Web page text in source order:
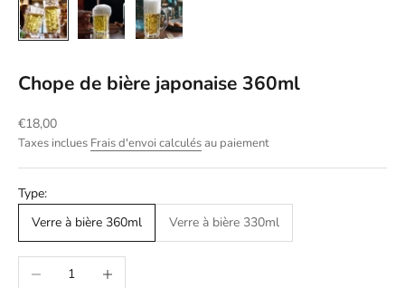
Chope de bière japonaise 360ml
Prix de vente
€18,00
Taxes inclues Frais d'envoi calculésau paiement
Type:
Verre à bière 360ml
Verre à bière 330ml
Diminuer la quantitéAugmenter la quantité